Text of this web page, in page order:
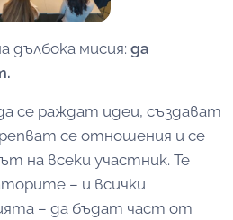
дълбока мисия: да
се раждат идеи, създават
се отношения и се
на всеки участник. Те
– и всички
– да бъдат част от